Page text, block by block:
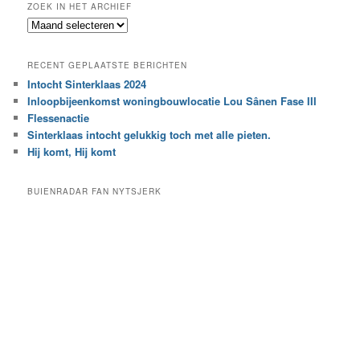
k
n
e
e
n
b
e
a
ZOEK IN HET ARCHIEF
Z
k
i
n
h
e
t
c
RECENT GEPLAATSTE BERICHTEN
Intocht Sinterklaas 2024
Inloopbijeenkomst woningbouwlocatie Lou Sânen Fase III
Flessenactie
Sinterklaas intocht gelukkig toch met alle pieten.
Hij komt, Hij komt
BUIENRADAR FAN NYTSJERK